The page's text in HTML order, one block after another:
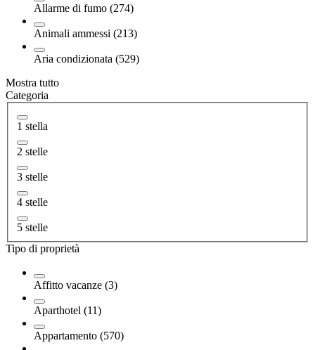
Allarme di fumo (274)
Animali ammessi (213)
Aria condizionata (529)
Mostra tutto
Categoria
1 stella
2 stelle
3 stelle
4 stelle
5 stelle
Tipo di proprietà
Affitto vacanze (3)
Aparthotel (11)
Appartamento (570)